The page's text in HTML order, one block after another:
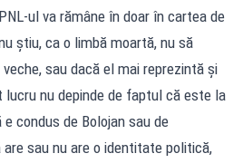
ul va rămâne în doar în cartea de
știu, ca o limbă moartă, nu să
sau dacă el mai reprezintă și
lucru nu depinde de faptul că este la
condus de Bolojan sau de
sau nu are o identitate politică,